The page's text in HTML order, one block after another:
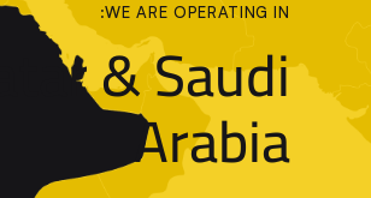
WE ARE OPERATING IN:
Qatar & Saudi
Arabia